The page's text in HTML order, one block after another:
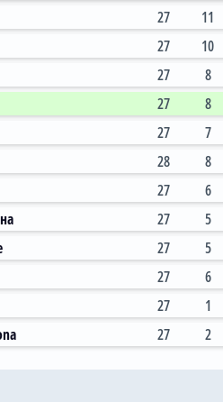
27 11
27 10
27 8
27 8
27 7
28 8
27 6
27 5
27 5
27 6
27 1
27 2